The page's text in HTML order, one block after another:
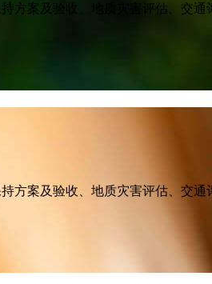
方案及验收、地质灾害评估、交
方案及验收、地质灾害评估、交